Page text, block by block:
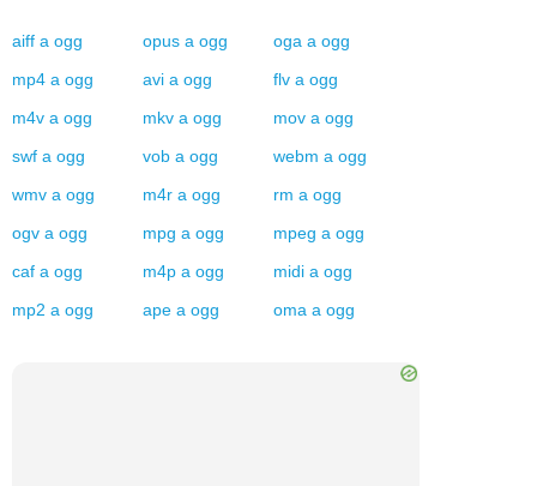
aiff a ogg opus a ogg oga a ogg
mp4 a ogg avi a ogg flv a ogg
m4v a ogg mkv a ogg mov a ogg
swf a ogg vob a ogg webm a ogg
wmv a ogg m4r a ogg rm a ogg
ogv a ogg mpg a ogg mpeg a ogg
caf a ogg m4p a ogg midi a ogg
mp2 a ogg ape a ogg oma a ogg